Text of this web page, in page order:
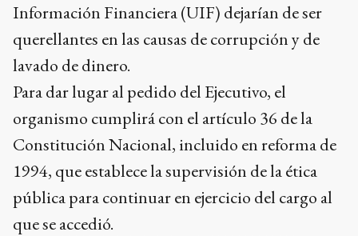
Información Financiera (UIF) dejarían de ser
querellantes en las causas de corrupción y de
lavado de dinero.
Para dar lugar al pedido del Ejecutivo, el
organismo cumplirá con el artículo 36 de la
Constitución Nacional, incluido en reforma de
1994, que establece la supervisión de la ética
pública para continuar en ejercicio del cargo al
que se accedió.